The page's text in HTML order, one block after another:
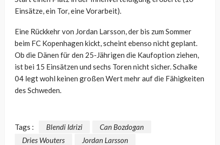
Einsätze, ein Tor, eine Vorarbeit).
Eine Rückkehr von Jordan Larsson, der bis zum Sommer
beim FC Kopenhagen kickt, scheint ebenso nicht geplant.
Ob die Dänen für den 25-Jährigen die Kaufoption ziehen,
ist bei 15 Einsätzen und sechs Toren nicht sicher. Schalke
04 legt wohl keinen großen Wert mehr auf die Fähigkeiten
des Schweden.
Tags : Blendi Idrizi
Can Bozdogan
Dries Wouters
Jordan Larsson